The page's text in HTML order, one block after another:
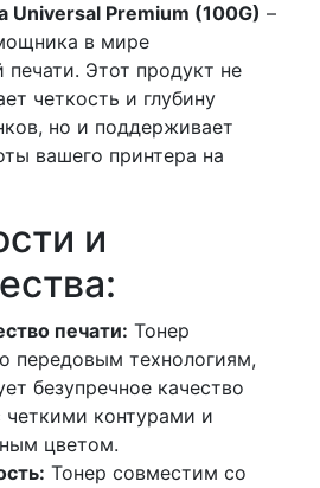
Universal Premium (100G) –
в мире
печати. Этот продукт не
четкость и глубину
но и поддерживает
вашего принтера на
и
печати: Тонер
передовым технологиям,
безупречное качество
четкими контурами и
цветом.
Тонер совместим со